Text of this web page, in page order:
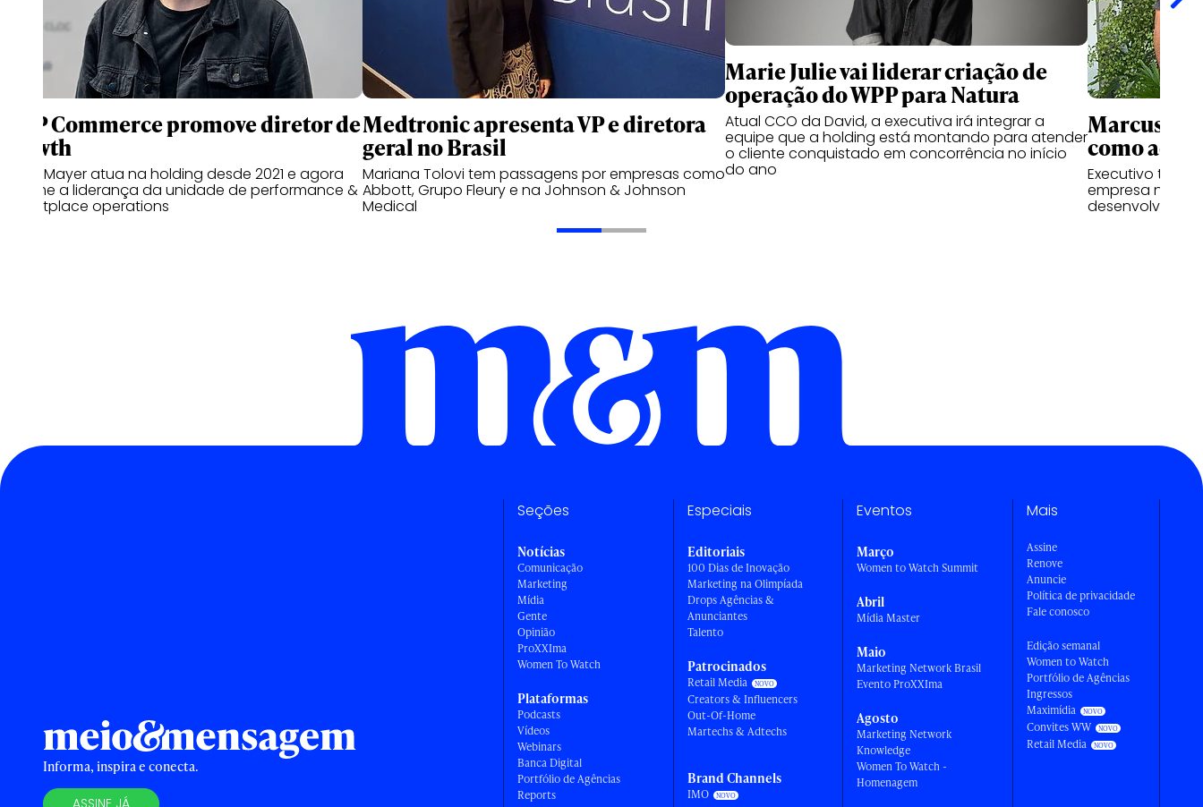
WPP Commerce promove diretor de
growth
Bruno Mayer atua na holding desde 2021 e agora
assume a liderança da unidade de performance &
marketplace operations
Medtronic apresenta VP e diretora
geral no Brasil
Mariana Tolovi tem passagens por empresas como
Abbott, Grupo Fleury e na Johnson & Johnson
Medical
Marie Julie vai liderar criação de
operação do WPP para Natura
Atual CCO da David, a executiva irá integrar a
equipe que a holding está montando para atender
o cliente conquistado em concorrência no início
do ano
Marcus
como
Executivo tem
empresa nas
Informa, inspira e conecta.
ASSINE JÁ
Seções
Notícias
Comunicação
Marketing
Mídia
Gente
Opinião
ProXXIma
Women To Watch
Plataformas
Podcasts
Vídeos
Webinars
Banca Digital
Portfólio de Agências
Reports
Especiais
Editoriais
100 Dias de Inovação
Marketing na Olimpíada
Drops Agências &
Anunciantes
Talento
Patrocinados
Retail Media
Creators & Influencers
Out-Of-Home
Martechs & Adtechs
Brand Channels
IMO
Eventos
Março
Women to Watch Summit
Abril
Mídia Master
Maio
Marketing Network Brasil
Evento ProXXIma
Agosto
Marketing Network
Knowledge
Women To Watch -
Homenagem
Mais
Assine
Renove
Anuncie
Política de privacidade
Fale conosco
Edição semanal
Women to Watch
Portfólio de Agências
Ingressos
Maximídia
Convites WW
Retail Media